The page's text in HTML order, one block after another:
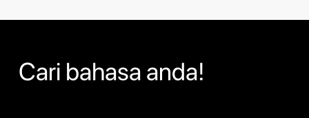
Cari bahasa anda!